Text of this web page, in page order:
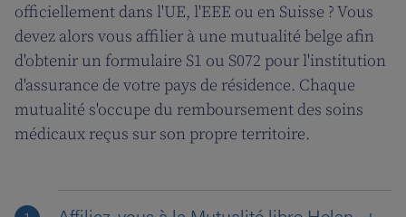
officiellement dans l'UE, l'EEE ou en Suisse ? Vous
devez alors vous affilier à une mutualité belge afin
d'obtenir un formulaire S1 ou S072 pour l'institution
d'assurance de votre pays de résidence. Chaque
mutualité s'occupe du remboursement des soins
médicaux reçus sur son propre territoire.